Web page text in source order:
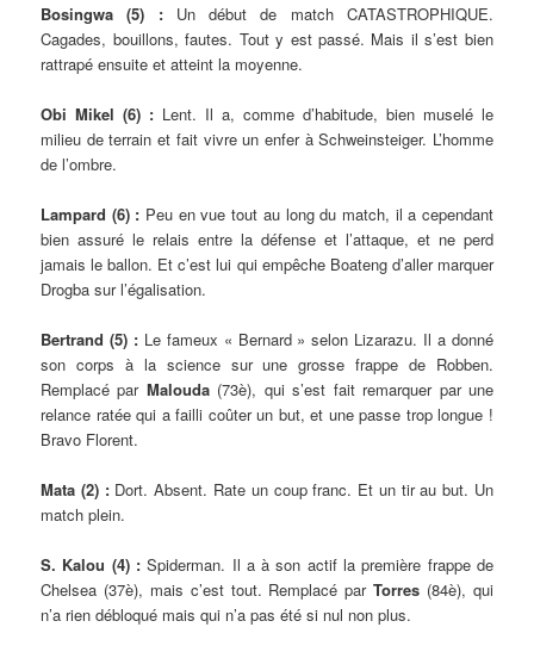
Bosingwa (5) : Un début de match CATASTROPHIQUE.
Cagades, bouillons, fautes. Tout y est passé. Mais il s’est bien
rattrapé ensuite et atteint la moyenne.
Obi Mikel (6) : Lent. Il a, comme d’habitude, bien muselé le
milieu de terrain et fait vivre un enfer à Schweinsteiger. L’homme
de l’ombre.
Lampard (6) : Peu en vue tout au long du match, il a cependant
bien assuré le relais entre la défense et l’attaque, et ne perd
jamais le ballon. Et c’est lui qui empêche Boateng d’aller marquer
Drogba sur l’égalisation.
Bertrand (5) : Le fameux « Bernard » selon Lizarazu. Il a donné
son corps à la science sur une grosse frappe de Robben.
Remplacé par Malouda (73è), qui s’est fait remarquer par une
relance ratée qui a failli coûter un but, et une passe trop longue !
Bravo Florent.
Mata (2) : Dort. Absent. Rate un coup franc. Et un tir au but. Un
match plein.
S. Kalou (4) :Spiderman. Il a à son actif la première frappe de
Chelsea (37è), mais c’est tout. Remplacé parTorres (84è), qui
n’a rien débloqué mais qui n’a pas été si nul non plus.